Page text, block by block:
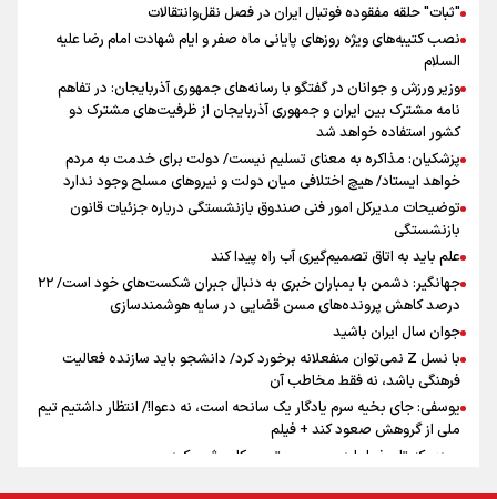
جمله‌ای که بغض چهارماهه را شکست؛ «آهای مردم، آقا از
تهران رفتند»
سه حسرتی که به دلم ماند
اینفو برنا/ میزان مالیات بر ارزش افزوده چقدر است؟
اینفو برنا / ۴ مسیر اصلی پیاده روی اربعین در عراق
"ثبات" حلقه مفقوده فوتبال ایران در فصل نقل‌وانتقالات
نصب کتیبه‌های ویژه روزهای پایانی ماه صفر و ایام شهادت امام رضا علیه
السلام
وزیر ورزش و جوانان در گفتگو با رسانه‌های جمهوری آذربایجان: در تفاهم
نامه مشترک بین ایران و جمهوری آذربایجان از ظرفیت‌های مشترک دو
کشور استفاده خواهد شد
پزشکیان: مذاکره به معنای تسلیم نیست/ دولت برای خدمت به مردم
خواهد ایستاد/ هیچ اختلافی میان دولت و نیروهای مسلح وجود ندارد
توضیحات مدیرکل امور فنی صندوق بازنشستگی درباره جزئیات قانون
بازنشستگی
علم باید به اتاق تصمیم‌گیری آب راه پیدا کند
جهانگیر: دشمن با بمباران خبری به دنبال جبران شکست‌های خود است/ ۲۲
درصد کاهش پرونده‌های مسن قضایی در سایه هوشمندسازی
جوان سال ایران باشید
با نسل Z نمی‌توان منفعلانه برخورد کرد/ دانشجو باید سازنده فعالیت
فرهنگی باشد، نه فقط مخاطب آن
یوسفی: جای بخیه سرم یادگار یک سانحه است، نه دعوا!/ انتظار داشتیم تیم
ملی از گروهش صعود کند + فیلم
مردی که تاریخ را با دوربین و موتورسیکلت ثبت کرد